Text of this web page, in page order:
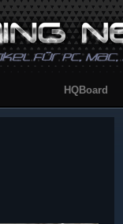
HQBoard